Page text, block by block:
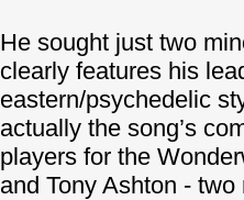
He sought just two
clearly features his
eastern/psychedelic
actually the song’s
players for the
and Tony Ashton -